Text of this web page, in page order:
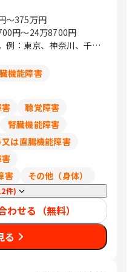
1階） 滋賀県彦根市大
上野第Ⅶビル 3階） 京
区烏丸通御池下る梅屋町
バネックス御池ビル西館
6－4 （総合住宅研究所
場東1-10-33 大阪府枚方
番1号 （レジデンス櫂枚
大阪府堺市北区長曽根町
本ビル 大阪市北区大淀中
カイビルガーデンシッ
県明石市大明石町2丁目
ノ明石公園前ビル） 兵庫
1-1 （姫路NKビル1F）
度町6－30 和歌山県和歌
丁目1番地FK
取県米子市米原4丁目2
〜375万円
円〜24万8700円
例：東京、神奈川、千
機能障害
聴覚障害
腎臓機能障害
は直腸機能障害
害
その他（身体）
件)
わせる（無料）
る